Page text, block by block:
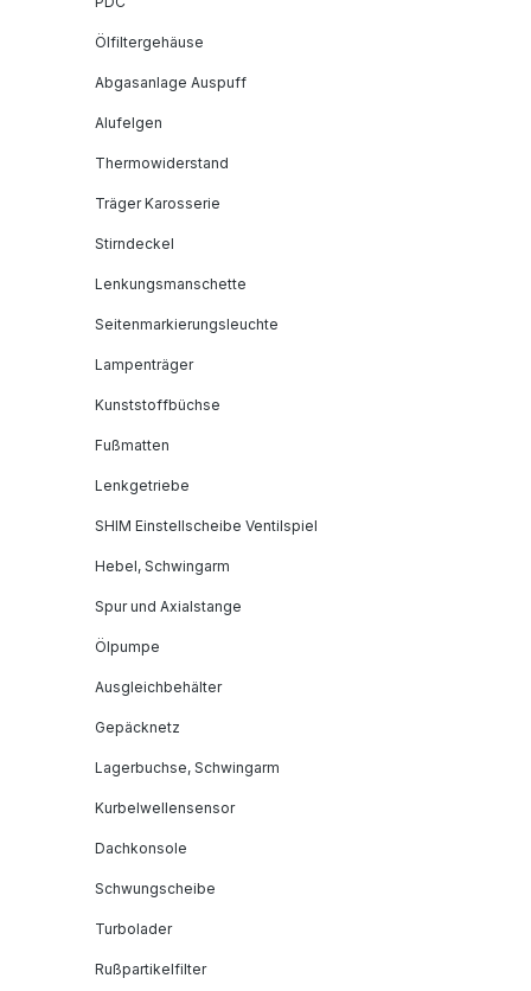
Ölfiltergehäuse
Abgasanlage Auspuff
Alufelgen
Thermowiderstand
Träger Karosserie
Stirndeckel
Lenkungsmanschette
Seitenmarkierungsleuchte
Lampenträger
Kunststoffbüchse
Fußmatten
Lenkgetriebe
SHIM Einstellscheibe Ventilspiel
Hebel, Schwingarm
Spur und Axialstange
Ölpumpe
Ausgleichbehälter
Gepäcknetz
Lagerbuchse, Schwingarm
Kurbelwellensensor
Dachkonsole
Schwungscheibe
Turbolader
Rußpartikelfilter